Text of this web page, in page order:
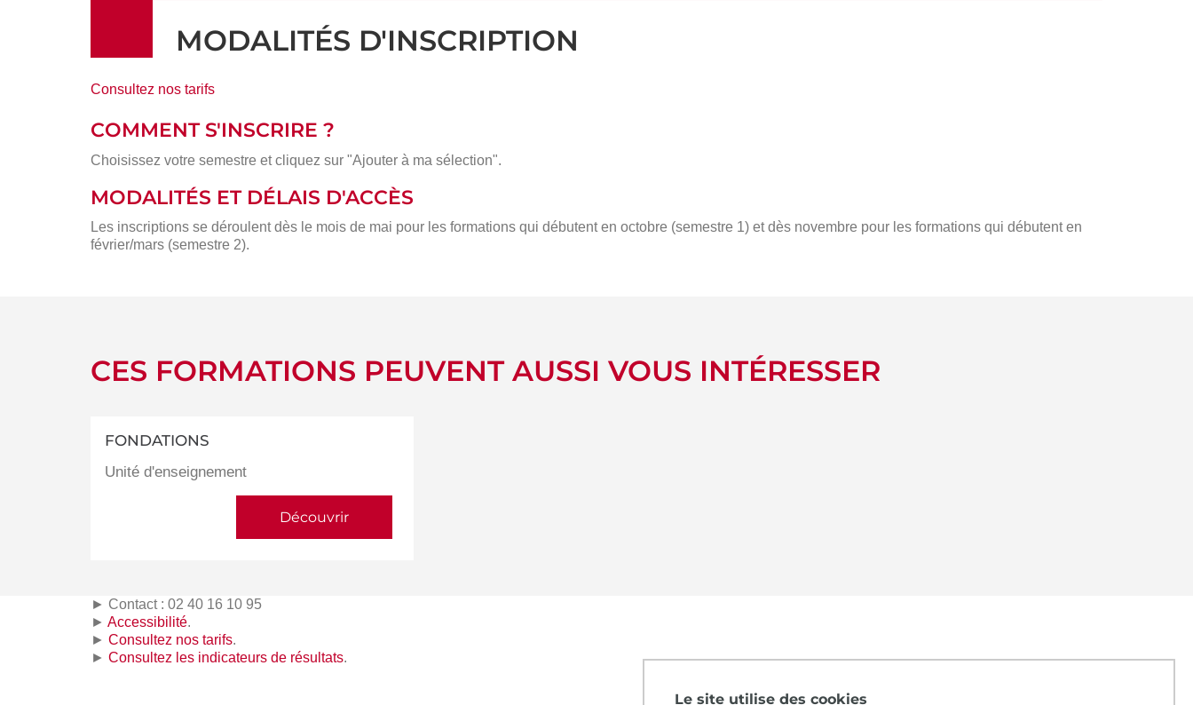
Le site utilise des cookies
MODALITÉS D'INSCRIPTION
Consultez nos tarifs
COMMENT S'INSCRIRE ?
Choisissez votre semestre et cliquez sur "Ajouter à ma sélection".
MODALITÉS ET DÉLAIS D'ACCÈS
Les inscriptions se déroulent dès le mois de mai pour les formations qui débutent en octobre (semestre 1) et dès novembre pour les formations qui débutent en
février/mars (semestre 2).
CES FORMATIONS PEUVENT AUSSI VOUS INTÉRESSER
FONDATIONS
Unité d'enseignement
Découvrir
► Contact : 02 40 16 10 95
► Accessibilité.
► Consultez nos tarifs.
► Consultez les indicateurs de résultats.